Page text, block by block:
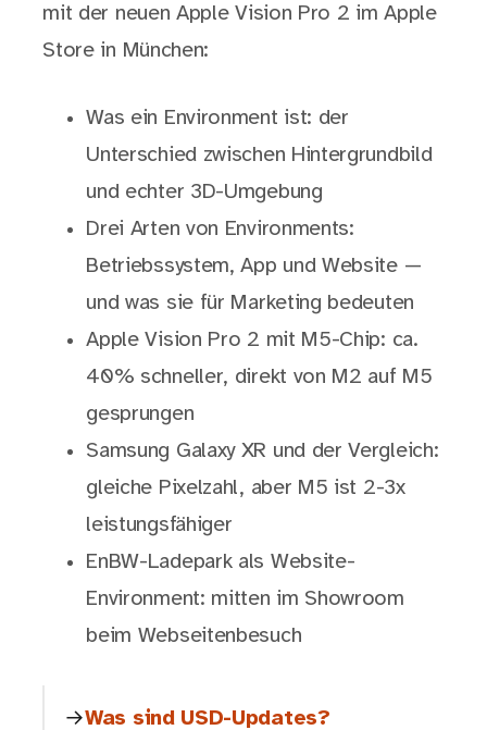
mit der neuen Apple Vision Pro 2 im Apple
Store in München:
Was ein Environment ist: der
Unterschied zwischen Hintergrundbild
und echter 3D-Umgebung
Drei Arten von Environments:
Betriebssystem, App und Website —
und was sie für Marketing bedeuten
Apple Vision Pro 2 mit M5-Chip: ca.
40% schneller, direkt von M2 auf M5
gesprungen
Samsung Galaxy XR und der Vergleich:
gleiche Pixelzahl, aber M5 ist 2-3x
leistungsfähiger
EnBW-Ladepark als Website-
Environment: mitten im Showroom
beim Webseitenbesuch
Was sind USD-Updates?